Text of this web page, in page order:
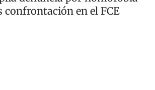
confrontación en el FCE